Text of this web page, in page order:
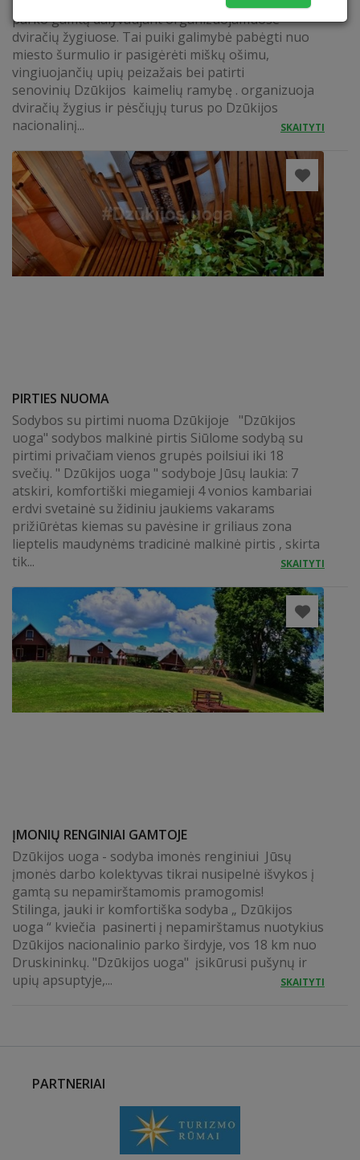
parko gamtą dalyvaujant organizuojamuose
dviračių žygiuose. Tai puiki galimybė pabėgti nuo
miesto šurmulio ir pasigėrėti miškų ošimu,
vingiuojančių upių peizažais bei patirti
senovinių Dzūkijos kaimelių ramybę . organizuoja
dviračių žygius ir pėsčiųjų turus po Dzūkijos
nacionalinį...
SKAITYTI
PIRTIES NUOMA
Sodybos su pirtimi nuoma Dzūkijoje "Dzūkijos
uoga" sodybos malkinė pirtis Siūlome sodybą su
pirtimi privačiam vienos grupės poilsiui iki 18
svečių. " Dzūkijos uoga " sodyboje Jūsų laukia: 7
atskiri, komfortiški miegamieji 4 vonios kambariai
erdvi svetainė su židiniu jaukiems vakarams
prižiūrėtas kiemas su pavėsine ir griliaus zona
lieptelis maudynėms tradicinė malkinė pirtis , skirta
tik...
SKAITYTI
ĮMONIŲ RENGINIAI GAMTOJE
Dzūkijos uoga - sodyba imonės renginiui Jūsų
įmonės darbo kolektyvas tikrai nusipelnė išvykos į
gamtą su nepamirštamomis pramogomis!
Stilinga, jauki ir komfortiška sodyba „ Dzūkijos
uoga “ kviečia pasinerti į nepamirštamus nuotykius
Dzūkijos nacionalinio parko širdyje, vos 18 km nuo
Druskininkų. "Dzūkijos uoga" įsikūrusi pušynų ir
upių apsuptyje,...
SKAITYTI
PARTNERIAI